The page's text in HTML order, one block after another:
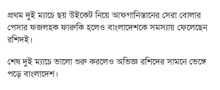
প্রথম দুই ম্যাচে ছয় উইকেট নিয়ে আফগানিস্তানের সেরা বোলার
পেসার ফজলহক ফারুকি হলেও বাংলাদেশকে সমস্যায় ফেলেছেন
রশিদই।
শেষ দুই ম্যাচে ভালো শুরু করলেও অভিজ্ঞ রশিদের সামনে ভেঙ্গে
পড়ে বাংলাদেশ।